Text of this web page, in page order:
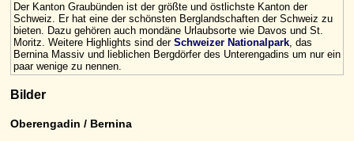
Der Kanton Graubünden ist der größte und östlichste Kanton der
Schweiz. Er hat eine der schönsten Berglandschaften der Schweiz zu
bieten. Dazu gehören auch mondäne Urlaubsorte wie Davos und St.
Moritz. Weitere Highlights sind der Schweizer Nationalpark, das
Bernina Massiv und lieblichen Bergdörfer des Unterengadins um nur ein
paar wenige zu nennen.
Bilder
Oberengadin / Bernina